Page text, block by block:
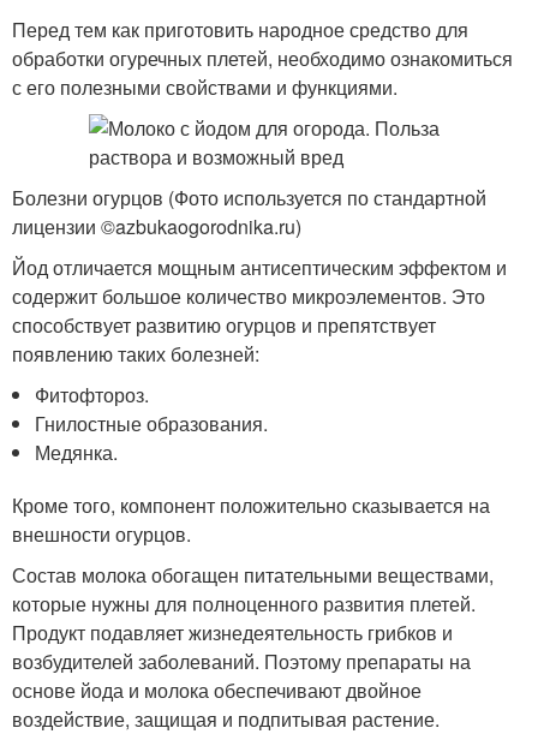
Перед тем как приготовить народное средство для
обработки огуречных плетей, необходимо ознакомиться
с его полезными свойствами и функциями.
Болезни огурцов (Фото используется по стандартной
лицензии ©azbukaogorodnika.ru)
Йод отличается мощным антисептическим эффектом и
содержит большое количество микроэлементов. Это
способствует развитию огурцов и препятствует
появлению таких болезней:
Фитофтороз.
Гнилостные образования.
Медянка.
Кроме того, компонент положительно сказывается на
внешности огурцов.
Состав молока обогащен питательными веществами,
которые нужны для полноценного развития плетей.
Продукт подавляет жизнедеятельность грибков и
возбудителей заболеваний. Поэтому препараты на
основе йода и молока обеспечивают двойное
воздействие, защищая и подпитывая растение.